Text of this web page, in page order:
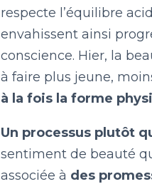
respecte l’équilibre
envahissent ainsi
conscience. Hier, la
à faire plus jeune,
à la fois la forme
Un processus plutôt
sentiment de beauté
associée à des